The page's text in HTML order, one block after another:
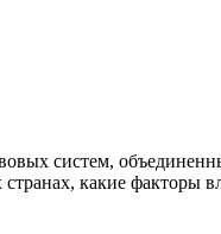
систем,
странах, какие